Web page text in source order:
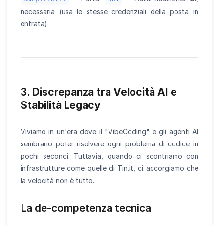
necessaria (usa le stesse credenziali della posta in
entrata).
3. Discrepanza tra Velocità AI e
Stabilità Legacy
Viviamo in un'era dove il "VibeCoding" e gli agenti AI
sembrano poter risolvere ogni problema di codice in
pochi secondi. Tuttavia, quando ci scontriamo con
infrastrutture come quelle di Tin.it, ci accorgiamo che
la velocità non è tutto.
La de-competenza tecnica